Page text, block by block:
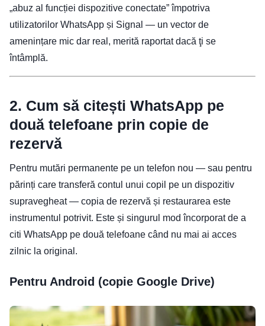
„abuz al funcției dispozitive conectate” împotriva
utilizatorilor WhatsApp și Signal — un vector de
amenințare mic dar real, merită raportat dacă ţi se
întâmplă.
2. Cum să citești WhatsApp pe
două telefoane prin copie de
rezervă
Pentru mutări permanente pe un telefon nou — sau pentru
părinți care transferă contul unui copil pe un dispozitiv
supravegheat — copia de rezervă și restaurarea este
instrumentul potrivit. Este și singurul mod încorporat de a
citi WhatsApp pe două telefoane când nu mai ai acces
zilnic la original.
Pentru Android (copie Google Drive)